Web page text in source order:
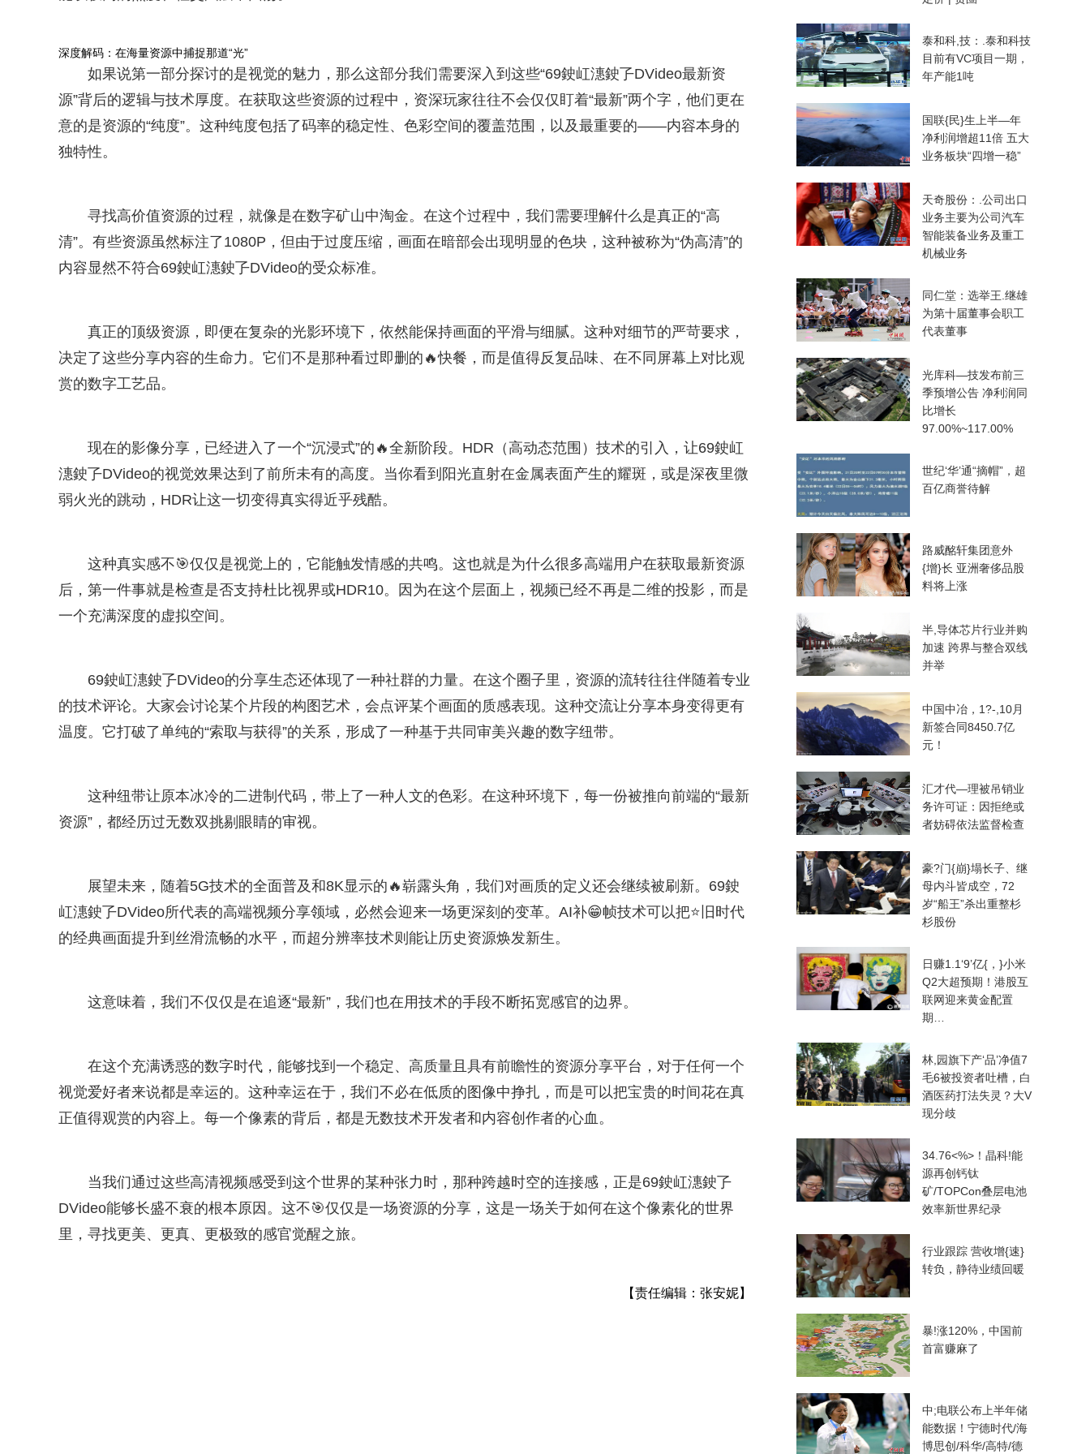
深度解码：在海量资源中捕捉那道“光”
如果说第一部分探讨的是视觉的魅力，那么这部分我们需要深入到这些“69鉂屸潓鉂孒DVideo最新资
源”背后的逻辑与技术厚度。在获取这些资源的过程中，资深玩家往往不会仅仅盯着“最新”两个字，他们更在
意的是资源的“纯度”。这种纯度包括了码率的稳定性、色彩空间的覆盖范围，以及最重要的——内容本身的
独特性。
寻找高价值资源的过程，就像是在数字矿山中淘金。在这个过程中，我们需要理解什么是真正的“高
清”。有些资源虽然标注了1080P，但由于过度压缩，画面在暗部会出现明显的色块，这种被称为“伪高清”的
内容显然不符合69鉂屸潓鉂孒DVideo的受众标准。
真正的顶级资源，即便在复杂的光影环境下，依然能保持画面的平滑与细腻。这种对细节的严苛要求，
决定了这些分享内容的生命力。它们不是那种看过即删的🔥快餐，而是值得反复品味、在不同屏幕上对比观
赏的数字工艺品。
现在的影像分享，已经进入了一个“沉浸式”的🔥全新阶段。HDR（高动态范围）技术的引入，让69鉂屸
潓鉂孒DVideo的视觉效果达到了前所未有的高度。当你看到阳光直射在金属表面产生的耀斑，或是深夜里微
弱火光的跳动，HDR让这一切变得真实得近乎残酷。
这种真实感不🎯仅仅是视觉上的，它能触发情感的共鸣。这也就是为什么很多高端用户在获取最新资源
后，第一件事就是检查是否支持杜比视界或HDR10。因为在这个层面上，视频已经不再是二维的投影，而是
一个充满深度的虚拟空间。
69鉂屸潓鉂孒DVideo的分享生态还体现了一种社群的力量。在这个圈子里，资源的流转往往伴随着专业
的技术评论。大家会讨论某个片段的构图艺术，会点评某个画面的质感表现。这种交流让分享本身变得更有
温度。它打破了单纯的“索取与获得”的关系，形成了一种基于共同审美兴趣的数字纽带。
这种纽带让原本冰冷的二进制代码，带上了一种人文的色彩。在这种环境下，每一份被推向前端的“最新
资源”，都经历过无数双挑剔眼睛的审视。
展望未来，随着5G技术的全面普及和8K显示的🔥崭露头角，我们对画质的定义还会继续被刷新。69鉂
屸潓鉂孒DVideo所代表的高端视频分享领域，必然会迎来一场更深刻的变革。AI补😁帧技术可以把⭐旧时代
的经典画面提升到丝滑流畅的水平，而超分辨率技术则能让历史资源焕发新生。
这意味着，我们不仅仅是在追逐“最新”，我们也在用技术的手段不断拓宽感官的边界。
在这个充满诱惑的数字时代，能够找到一个稳定、高质量且具有前瞻性的资源分享平台，对于任何一个
视觉爱好者来说都是幸运的。这种幸运在于，我们不必在低质的图像中挣扎，而是可以把宝贵的时间花在真
正值得观赏的内容上。每一个像素的背后，都是无数技术开发者和内容创作者的心血。
当我们通过这些高清视频感受到这个世界的某种张力时，那种跨越时空的连接感，正是69鉂屸潓鉂孒
DVideo能够长盛不衰的根本原因。这不🎯仅仅是一场资源的分享，这是一场关于如何在这个像素化的世界
里，寻找更美、更真、更极致的感官觉醒之旅。
【责任编辑：张安妮】
泰和科,技：.泰和科技
目前有VC项目一期，
年产能1吨
国联{民}生上半—年
净利润增超11倍 五大
业务板块“四增一稳”
天奇股份：.公司出口
业务主要为公司汽车
智能装备业务及重工
机械业务
同仁堂：选举王.继雄
为第十届董事会职工
代表董事
光库科—技发布前三
季预增公告 净利润同
比增长
97.00%~117.00%
世纪‘华’通“摘帽”，超
百亿商誉待解
路威酩轩集团意外
{增}长 亚洲奢侈品股
料将上涨
半,导体芯片行业并购
加速 跨界与整合双线
并举
中国中冶，1?-,10月
新签合同8450.7亿
元！
汇才代—理被吊销业
务许可证：因拒绝或
者妨碍依法监督检查
豪?门{崩}塌长子、继
母内斗皆成空，72
岁“船王”杀出重整杉
杉股份
日赚1.1‘9’亿{，}小米
Q2大超预期！港股互
联网迎来黄金配置
期…
林,园旗下产‘品’净值7
毛6被投资者吐槽，白
酒医药打法失灵？大V
现分歧
34.76<%>！晶科!能
源再创钙钛
矿/TOPCon叠层电池
效率新世界纪录
行业跟踪 营收增{速}
转负，静待业绩回暖
暴!涨120%，中国前
首富赚麻了
中;电联公布上半年储
能数据！宁德时代/海
博思创/科华/高特/德